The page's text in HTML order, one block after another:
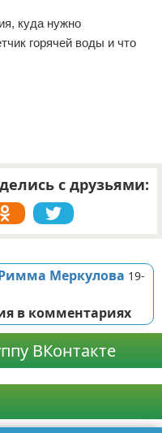
куда нужно
горячей воды и что
с друзьями:
Меркулова 19-
в комментариях
ВКонтакте